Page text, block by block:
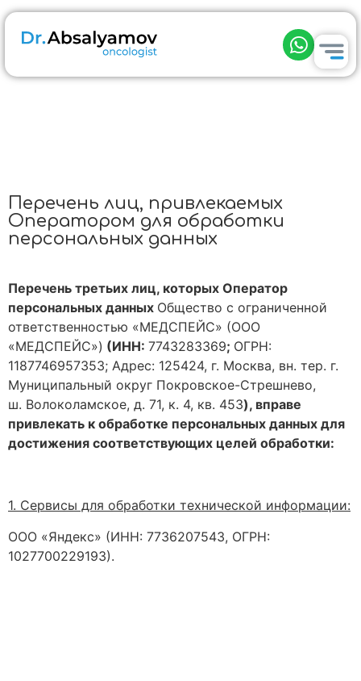
Перечень лиц, привлекаемых
Оператором для обработки
персональных данных
Перечень третьих лиц, которых Оператор
персональных данных Общество с ограниченной
ответственностью «МЕДСПЕЙС» (ООО
«МЕДСПЕЙС») (ИНН: 7743283369; ОГРН:
1187746957353; Адрес: 125424, г. Москва, вн. тер. г.
Муниципальный округ Покровское-Стрешнево,
ш. Волоколамское, д. 71, к. 4, кв. 453), вправе
привлекать к обработке персональных данных для
достижения соответствующих целей обработки:
1. Сервисы для обработки технической информации:
ООО «Яндекс» (ИНН: 7736207543, ОГРН:
1027700229193).